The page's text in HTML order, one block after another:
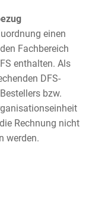
einen
Fachbereich
enthalten. Als
DFS-
bzw.
Rechnung nicht
werden.